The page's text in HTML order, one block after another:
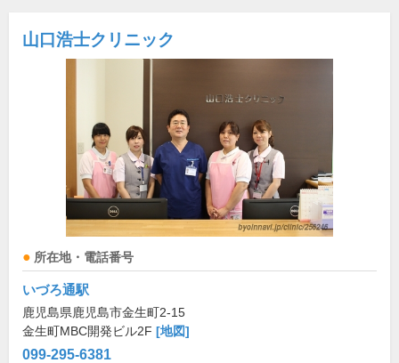
山口浩士クリニック
所在地・電話番号
いづろ通駅
鹿児島県鹿児島市金生町2-15
金生町MBC開発ビル2F [地図]
099-295-6381